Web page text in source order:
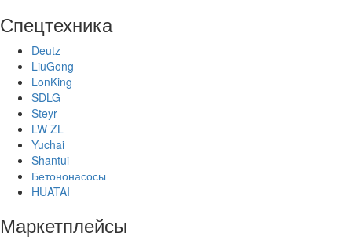
Спецтехника
Deutz
LiuGong
LonKing
SDLG
Steyr
LW ZL
Yuchai
Shantui
Бетононасосы
HUATAI
Маркетплейсы